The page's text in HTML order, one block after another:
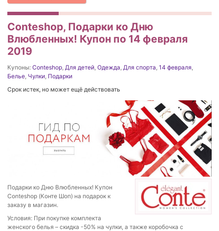
Conteshop, Подарки ко Дню
Влюбленных! Купон по 14 февраля
2019
Купоны: Conteshop, Для детей, Одежда, Для спорта, 14 февраля,
Белье, Чулки, Подарки
Срок истек, но может ещё действовать
Подарки ко Дню Влюбленных! Купон
Conteshop (Конте Шоп) на подарок к
заказу в магазин.
Условия: При покупке комплекта
женского белья – скидка -50% на чулки, а также коробочка с